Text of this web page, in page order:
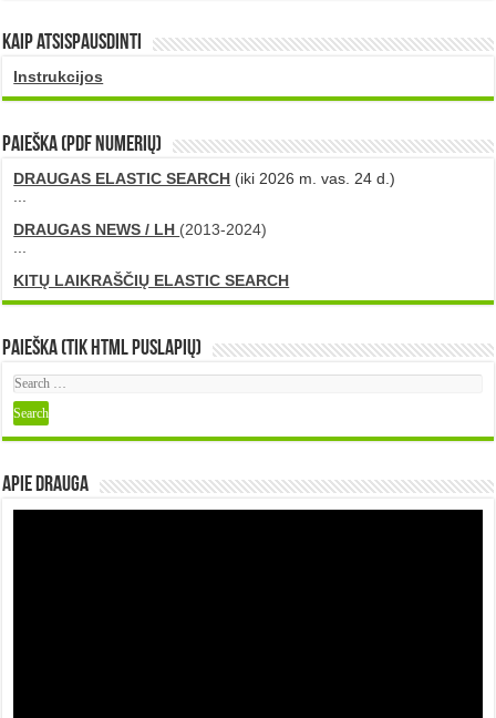
Kaip atsispausdinti
Instrukcijos
PAIEŠKA (PDF numerių)
DRAUGAS ELASTIC SEARCH (iki 2026 m. vas. 24 d.)
DRAUGAS NEWS / LH (2013-2024)
KITŲ LAIKRAŠČIŲ ELASTIC SEARCH
Paieška (tik HTML puslapių)
Apie DRAUGA